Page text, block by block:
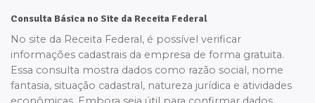
Consulta Básica no Site da Receita Federal
No site da Receita Federal, é possível verificar
informações cadastrais da empresa de forma gratuita.
Essa consulta mostra dados como razão social, nome
fantasia, situação cadastral, natureza jurídica e atividades